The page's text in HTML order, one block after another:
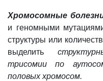
Хромосомные
и геномными
структуры или
выделить
трисомии по
половых хромосом.